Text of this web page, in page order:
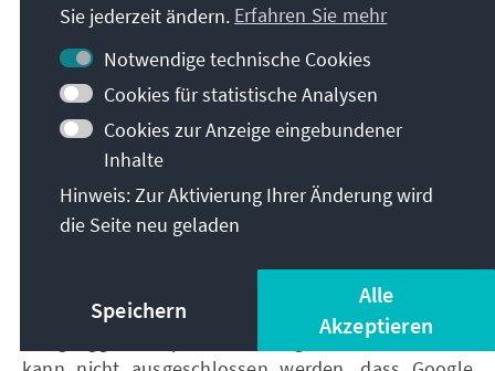
gemäß Art. 6 Abs. 1 lit. a DS-GVO.
2.3.1 Allgemeine Informationen zur
Einbindung von Google-Diensten
Um unsere Webseite stetig zu verbessern und Ihnen
das bestmögliche Nutzungserlebnis auf unseren
Webseiten zu ermöglichen, nutzen wir dafür die
Gordon House, Barrow Street, Dublin 4, Irland
(„Google“). Im Rahmen der Dienste verarbeitet
Google ggfs. Ihre personenbezogenen Daten. Hierbei
Sie jederzeit ändern. Erfahren Sie mehr
Notwendige technische Cookies
Cookies für statistische Analysen
Cookies zur Anzeige eingebundener
Inhalte
Hinweis: Zur Aktivierung Ihrer Änderung wird
die Seite neu geladen
Speichern
Alle
Akzeptieren